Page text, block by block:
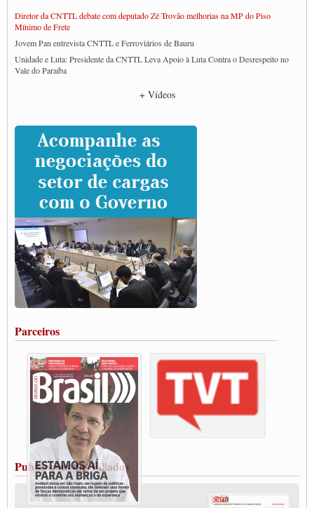
Diretor da CNTTL debate com deputado Zé Trovão melhorias na MP do Piso
Mínimo de Frete
Jovem Pan entrevista CNTTL e Ferroviários de Bauru
Unidade e Luta: Presidente da CNTTL Leva Apoio à Luta Contra o Desrespeito no
Vale do Paraíba
Caminhoneiros prometem paralisação e cobram diálogo com Lula
CNTTL e lideranças de caminhoneiros participam de debate sobre saúde nas
rodovias
Paulinho e Litti debatem política global para transporte rodoviário de cargas na
SUTCRA no Uruguai
Grande Conquista da Categoria transporte de Cargas e Caminhoneiros Autonomos
ENCONTRO INTERNACIONAL EM APOIO A CLASSE TRABALHADORA
DO BRASIL E A ELEIÇÃO 2022
Carta às Brasileiras e aos Brasileiros em Defesa do Estado Democrático de Direito
Paulinho, presidente da CNTTL, faz balanço do 3º Congresso da CNTTL
Caminhoneiros aprovam greve a partir do 1º de novembro
Rodoviários de Feira Santana fazem Assembleia para avaliar proposta de reajuste
salarial
Vacina Já: Lockdown de 24 horas dos trabalhadores em transportes está mantido,
Condutores de Guarulhos farão greve sanitária nesta terça-feira (20)
Paralisação dos Caminhoneiros na #BR285, entrocamento que liga o Mercosul ao
Rio Grande
Caminhoneiros bloqueiam duas faixas na Castello Branco e fazem protesto
Modal-Live #13 Aumento da Violência Contra Mulher e o Adoecimento da Classe
Trabalhadora em Tempos de Pandemia
MODAL-LIVE#12 POLÍTICAS PÚBLICAS DE TRANSPORTE PARA A
CLASSE TRABALHADORA E ELEIÇÕES NA PANDEMIA
MODAL-LIVE#11 POLÍTICAS PÚBLICAS DE TRANSPORTE
JUVENTUDE DO TRANSPORTE: POR QUE DEVEMOS NOS ORGANIZAR?
+ Vídeos
Parceiros
Publicações dos Filiados